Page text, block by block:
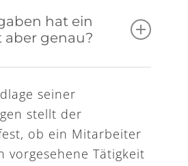
hat ein
aber genau?
Checks um
dass keine
Gründe gegen
einer bestimmten
seiner
stellt der
ob ein Mitarbeiter
vorgesehene Tätigkeit